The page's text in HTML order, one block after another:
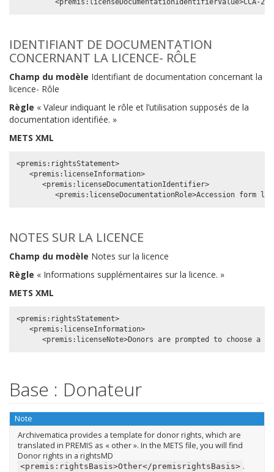
IDENTIFIANT DE DOCUMENTATION
CONCERNANT LA LICENCE- RÔLE
Champ du modèle Identifiant de documentation concernant la
licence- Rôle
Règle « Valeur indiquant le rôle et l’utilisation supposés de la
documentation identifiée. »
METS XML
<premis:rightsStatement>
   <premis:licenseInformation>
      <premis:licenseDocumentationIdentifier>
NOTES SUR LA LICENCE
Champ du modèle Notes sur la licence
Règle « Informations supplémentaires sur la licence. »
METS XML
<premis:rightsStatement>
   <premis:licenseInformation>
Base : Donateur
Note
Archivematica provides a template for donor rights, which are
translated in PREMIS as « other ». In the METS file, you will find
Donor rights in a rightsMD
<premis:rightsBasis>Other</premisrightsBasis> .